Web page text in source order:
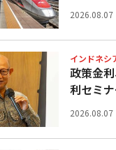
2026.08.07
インドネシ
政策金
利セミ
2026.08.07